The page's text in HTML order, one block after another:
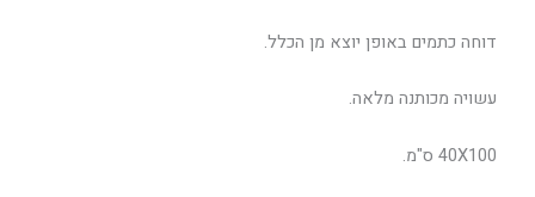
דוחה כתמים באופן יוצא מן הכלל.
עשויה מכותנה מלאה.
40X100 ס"מ.